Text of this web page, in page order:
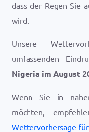
dass der Regen Sie
wird.
Unsere
umfassenden
Nigeria im August
Wenn Sie in
möchten,
Wettervorhersage